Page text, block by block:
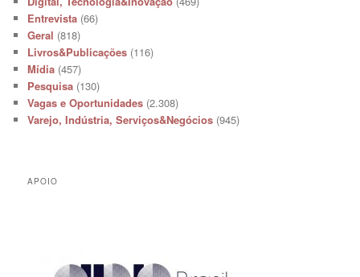
Entrevista (66)
Geral (818)
Livros&Publicações (116)
Mídia (457)
Pesquisa (130)
Vagas e Oportunidades (2.308)
Varejo, Indústria, Serviços&Negócios (945)
APOIO